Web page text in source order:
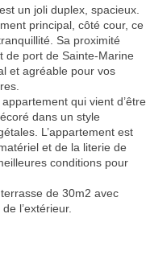
un joli duplex, spacieux.
principal, côté cour, ce
Sa proximité
de port de Sainte-Marine
et agréable pour vos
qui vient d’être
dans un style
L’appartement est
et de la literie de
conditions pour
de 30m2 avec
l’extérieur.